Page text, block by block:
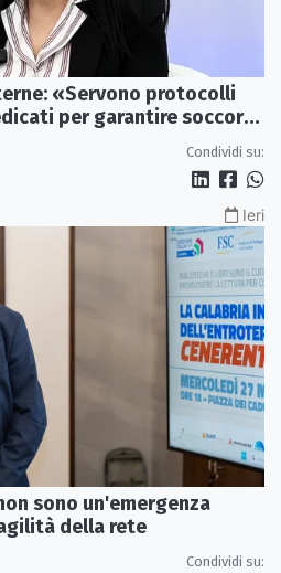
«Servono protocolli
per garantire soccorsi
Condividi su:
Ieri
sono un'emergenza
della rete
Condividi su: